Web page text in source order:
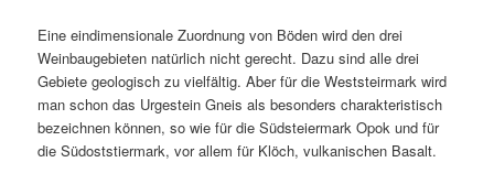
Eine eindimensionale Zuordnung von Böden wird den drei
Weinbaugebieten natürlich nicht gerecht. Dazu sind alle drei
Gebiete geologisch zu vielfältig. Aber für die Weststeirmark wird
man schon das Urgestein Gneis als besonders charakteristisch
bezeichnen können, so wie für die Südsteiermark Opok und für
die Südoststiermark, vor allem für Klöch, vulkanischen Basalt.